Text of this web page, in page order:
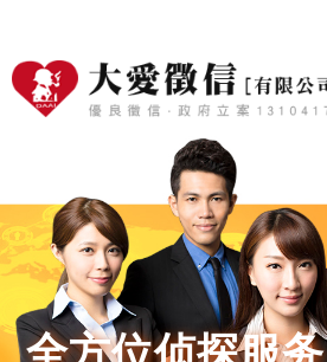
全方位侦探服务